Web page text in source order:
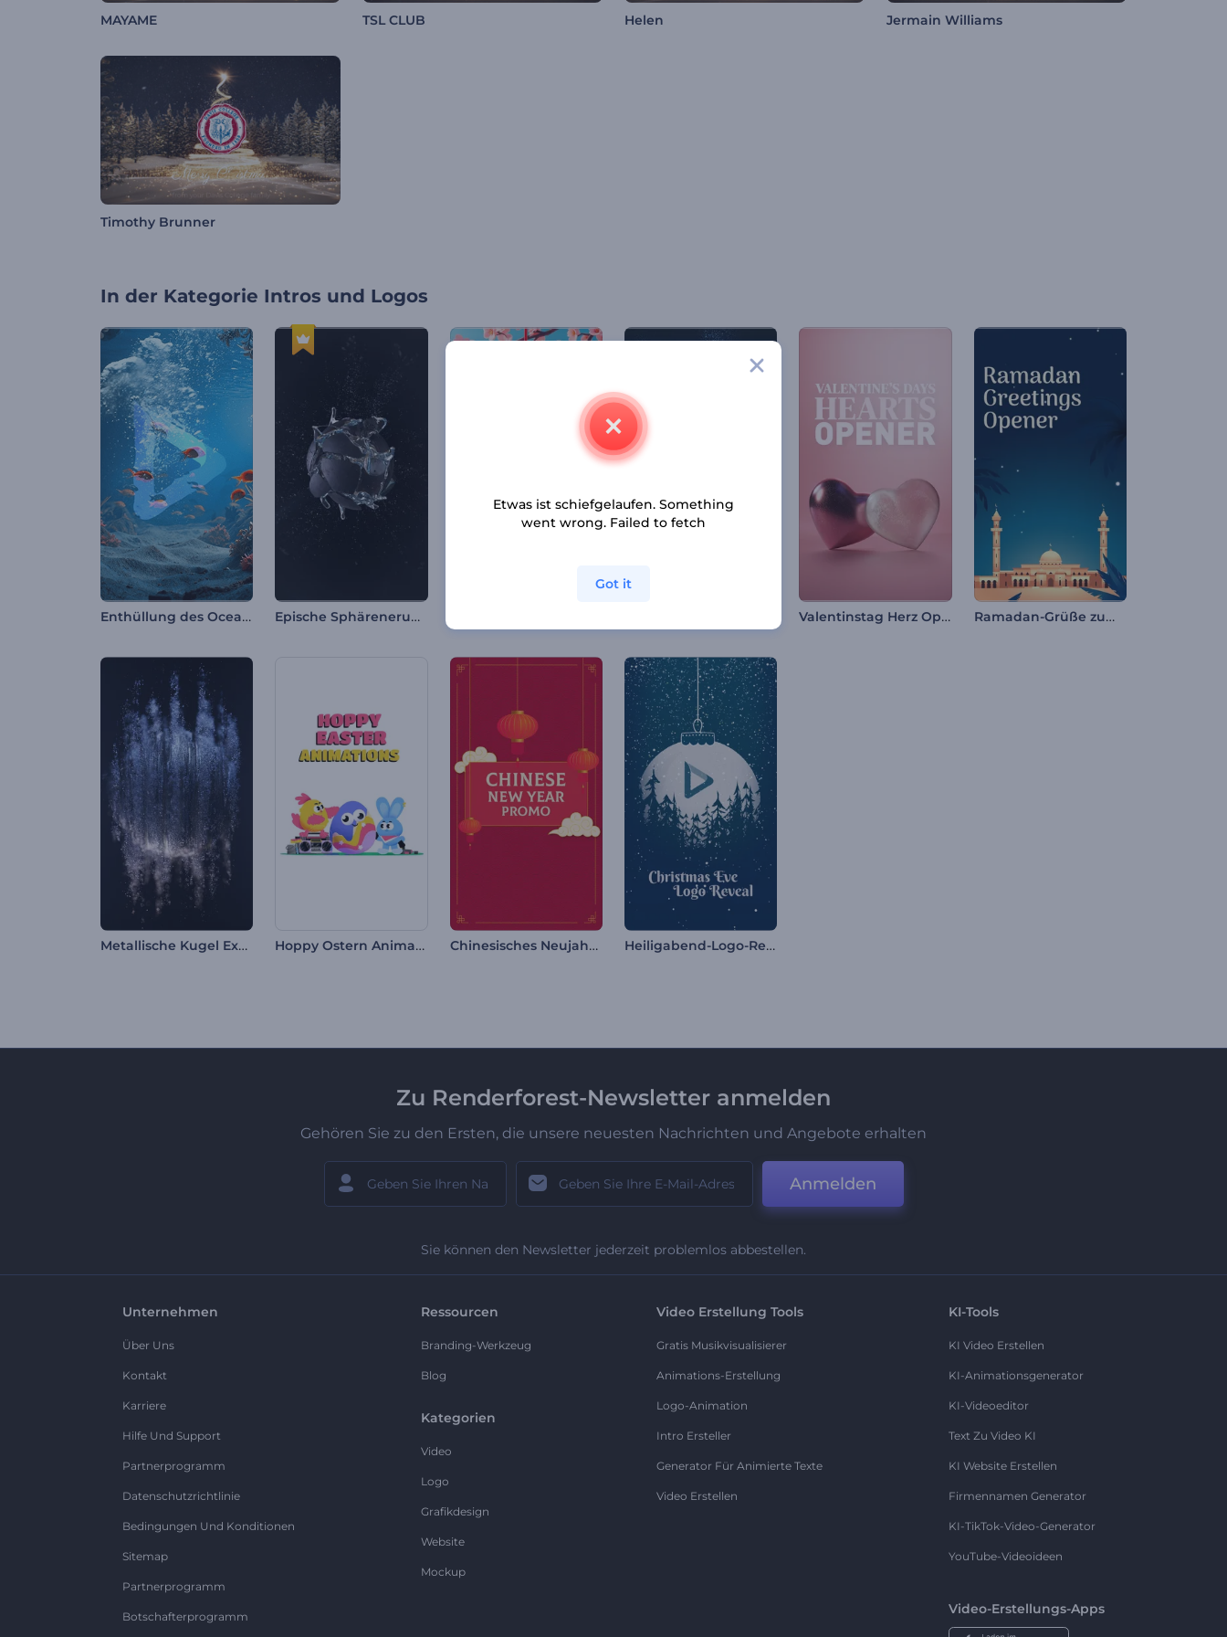
MAYAME TSL CLUB Helen Jermain Williams
Timothy Brunner
In der Kategorie Intros und Logos
Enthüllung des Ocean Life-Logos Epische Sphäreneruption Logo Valentinstag Herz Opener Ramadan-Grüße zum Einstieg
Metallische Kugel Explosion Intro Hoppy Ostern Animationen Chinesisches Neujahr Werbeaktion Heiligabend-Logo-Reveal
Zu Renderforest-Newsletter anmelden
Gehören Sie zu den Ersten, die unsere neuesten Nachrichten und Angebote erhalten
Anmelden
Sie können den Newsletter jederzeit problemlos abbestellen.
Unternehmen
Über Uns
Kontakt
Karriere
Hilfe Und Support
Partnerprogramm
Datenschutzrichtlinie
Bedingungen Und Konditionen
Sitemap
Partnerprogramm
Botschafterprogramm
Ressourcen
Branding-Werkzeug
Blog
Kategorien
Video
Logo
Grafikdesign
Website
Mockup
Video Erstellung Tools
Gratis Musikvisualisierer
Animations-Erstellung
Logo-Animation
Intro Ersteller
Generator Für Animierte Texte
Video Erstellen
KI-Tools
KI Video Erstellen
KI-Animationsgenerator
KI-Videoeditor
Text Zu Video KI
KI Website Erstellen
Firmennamen Generator
KI-TikTok-Video-Generator
YouTube-Videoideen
Video-Erstellungs-Apps
Etwas ist schiefgelaufen. Something
went wrong. Failed to fetch
Got it